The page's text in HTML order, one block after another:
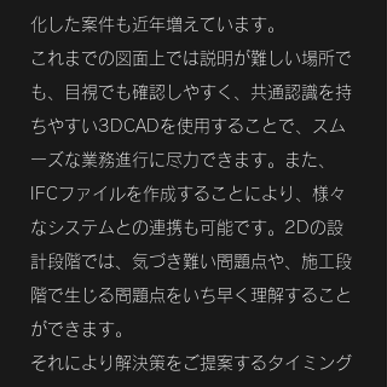
化した案件も近年増えています。
これまでの図面上では説明が難しい場所で
も、目視でも確認しやすく、共通認識を持
ちやすい3DCADを使用することで、スム
ーズな業務進行に尽力できます。また、
IFCファイルを作成することにより、様々
なシステムとの連携も可能です。2Dの設
計段階では、気づき難い問題点や、施工段
階で生じる問題点をいち早く理解すること
ができます。
それにより解決策をご提案するタイミング